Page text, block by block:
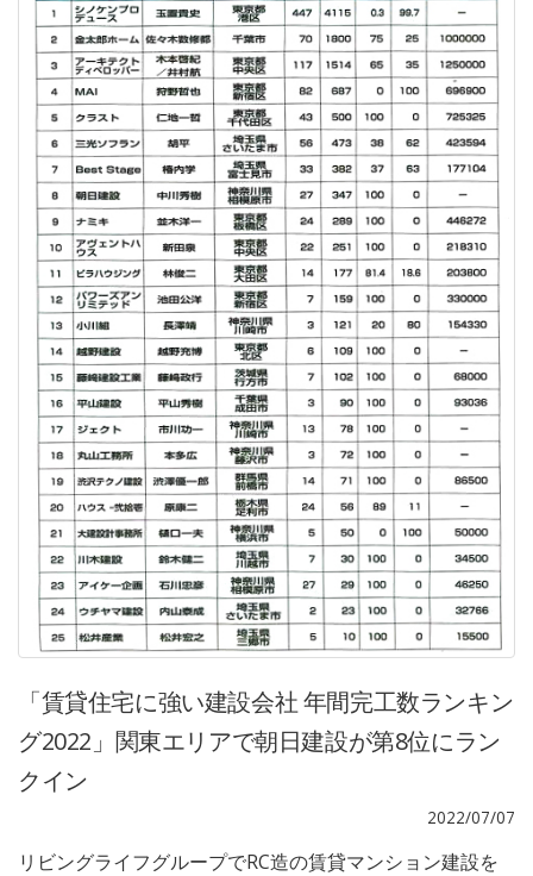
「賃貸住宅に強い建設会社 年間完工数ランキン
グ2022」関東エリアで朝日建設が第8位にラン
クイン
2022/07/07
リビングライフグループでRC造の賃貸マンション建設を